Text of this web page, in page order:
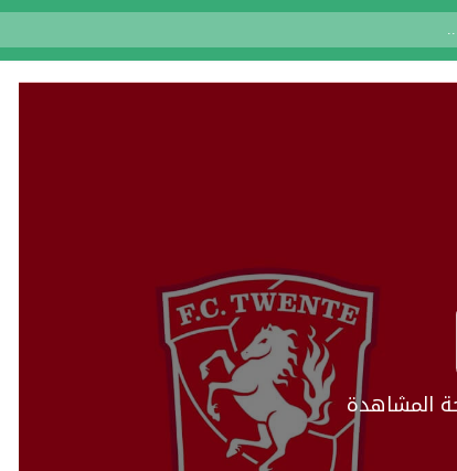
المشاهدة